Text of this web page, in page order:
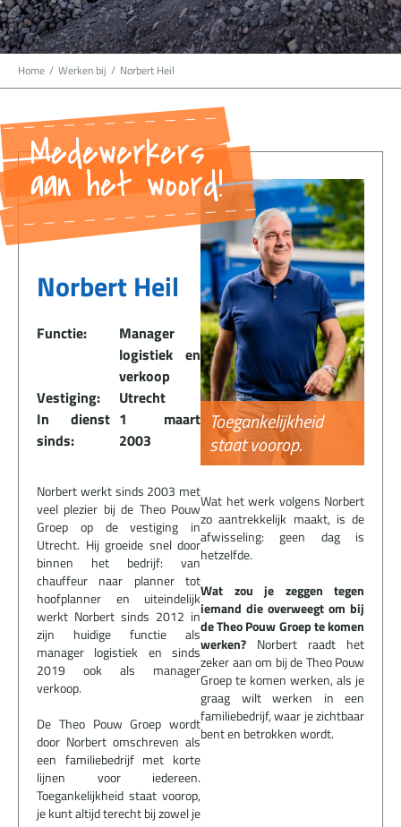
Home / Werken bij / Norbert Heil
Medewerkers
aan het woord!
Norbert Heil
Functie:
Manager
logistiek en
verkoop
Vestiging:
Utrecht
In dienst
sinds:
1 maart
2003
Norbert werkt sinds 2003 met
veel plezier bij de Theo Pouw
Groep op de vestiging in
Utrecht. Hij groeide snel door
binnen het bedrijf: van
chauffeur naar planner tot
hoofplanner en uiteindelijk
werkt Norbert sinds 2012 in
zijn huidige functie als
manager logistiek en sinds
2019 ook als manager
verkoop.
De Theo Pouw Groep wordt
door Norbert omschreven als
een familiebedrijf met korte
lijnen voor iedereen.
Toegankelijkheid staat voorop,
je kunt altijd terecht bij zowel je
Toegankelijkheid
staat voorop.
Wat het werk volgens Norbert
zo aantrekkelijk maakt, is de
afwisseling: geen dag is
hetzelfde.
Wat zou je zeggen tegen
iemand die overweegt om bij
de Theo Pouw Groep te komen
werken? Norbert raadt het
zeker aan om bij de Theo Pouw
Groep te komen werken, als je
graag wilt werken in een
familiebedrijf, waar je zichtbaar
bent en betrokken wordt.